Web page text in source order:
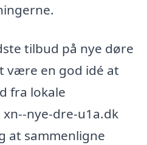
tilbud på nye døre
være en god idé at
fra lokale
nye-dre-u1a.dk
at sammenligne